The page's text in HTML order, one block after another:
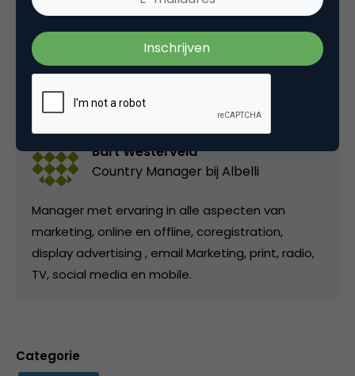
Deel dit artikel
Kopieer link
Bart Westerveld
Country Manager bij Albelli
Manager met ervaring in alle aspecten van
marketing, online en offline, coregistration,
display advertising , email Marketing, print, radio,
TV, social media en mobile.
Categorie